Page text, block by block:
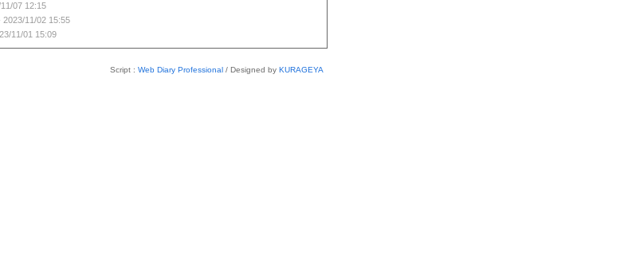
07 12:15
2023/11/02 15:55
11/01 15:09
Script : Web Diary Professional / Designed by KURAGEYA